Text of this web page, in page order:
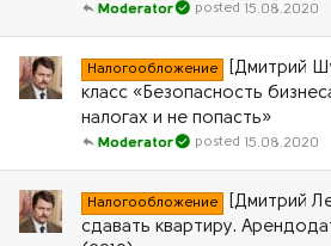
15.08.2020
Moderator
Налогообложение
[Дмитрий
класс «Безопасность
налогах и не попасть»
15.08.2020
Moderator
Налогообложение
[Дмитрий
сдавать квартиру.